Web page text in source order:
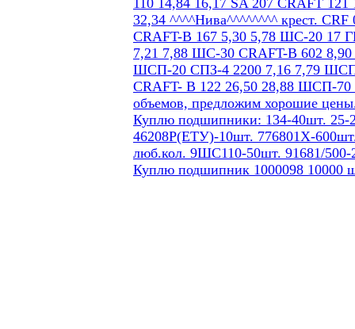
Куплю подшипники: 134-40шт.
46208Р(ЕТУ)-10шт. 776801Х-
люб.кол. 9ШС110-50шт. 91681/500-
Куплю подшипник 1000098 10000